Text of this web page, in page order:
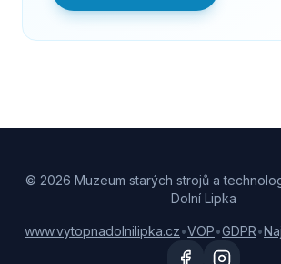
© 2026 Muzeum starých strojů a
Dolní Lipka
www.vytopnadolnilipka.cz•VOP•GDPR•